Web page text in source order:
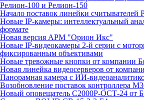
Релион-100 и Релион-150
Начало поставок линейки считывателей
Новые IP-камеры: интеллектуальный
формате
Новая версия АРМ "Орион Икс"
Новые IP-видеокамеры 2-й серии с
фиксированным объективами
Новые тревожные кнопки от компании
Новая линейка видеосерверов от
Панорамная камера с ИИ-
Возобновление поставок контроллера
Новый оповещатель С2000Р-ОСТ-24 от